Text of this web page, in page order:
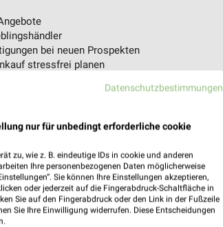
bei neuen Prospekten
stressfrei planen
jetzt laden oder QR-Code scannen.
Datenschutzbestimmungen
nur für unbedingt erforderliche cookie
zu, wie z. B. eindeutige IDs in cookie und anderen
Ihre personenbezogenen Daten möglicherweise
Sie können Ihre Einstellungen akzeptieren,
oder jederzeit auf die Fingerabdruck-Schaltfläche in
Sie auf den Fingerabdruck oder den Link in der Fußzeile
Sie Ihre Einwilligung widerrufen. Diese Entscheidungen